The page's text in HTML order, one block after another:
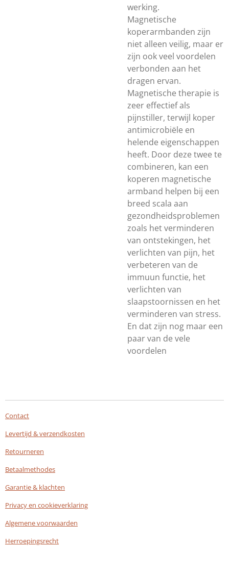
werking.
Magnetische
koperarmbanden zijn
niet alleen veilig, maar er
zijn ook veel voordelen
verbonden aan het
dragen ervan.
Magnetische therapie is
zeer effectief als
pijnstiller, terwijl koper
antimicrobiële en
helende eigenschappen
heeft. Door deze twee te
combineren, kan een
koperen magnetische
armband helpen bij een
breed scala aan
gezondheidsproblemen
zoals het verminderen
van ontstekingen, het
verlichten van pijn, het
verbeteren van de
immuun functie, het
verlichten van
slaapstoornissen en het
verminderen van stress.
En dat zijn nog maar een
paar van de vele
voordelen
Contact
Levertijd & verzendkosten
Retourneren
Betaalmethodes
Garantie & klachten
Privacy en cookieverklaring
Algemene voorwaarden
Herroepingsrecht